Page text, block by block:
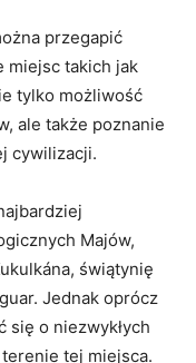
przegapić
miejsc takich jak
​tylko możliwość
ale także poznanie
cywilizacji.
Majów,
świątynię
Jednak oprócz
o niezwykłych
tej⁢ miejsca.